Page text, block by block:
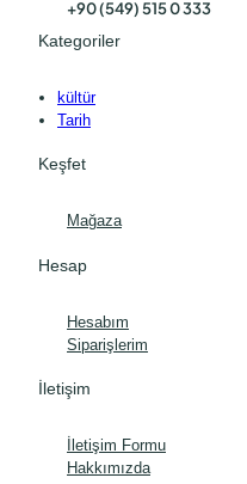
+90 (549) 515 0 333
Kategoriler
kültür
Tarih
Keşfet
Mağaza
Hesap
Hesabım
Siparişlerim
İletişim
İletişim Formu
Hakkımızda